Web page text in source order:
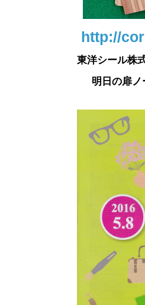
http://
東洋シール株
明日の扉ノ